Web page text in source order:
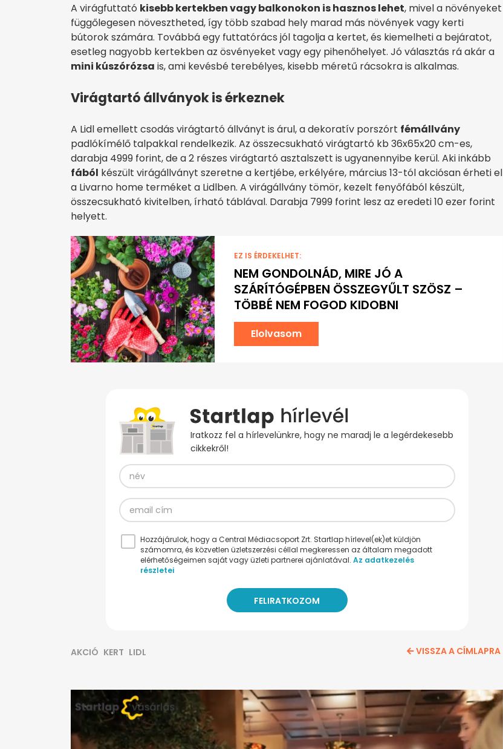
A virágfuttató kisebb kertekben vagy balkonokon is hasznos lehet, mivel a növényeket
függőlegesen növesztheted, így több szabad hely marad más növények vagy kerti
bútorok számára. Továbbá egy futtatórács jól tagolja a kertet, és kiemelheti a bejáratot,
esetleg nagyobb kertekben az ösvényeket vagy egy pihenőhelyet. Jó választás rá akár a
mini kúszórózsa is, ami kevésbé terebélyes, kisebb méretű rácsokra is alkalmas.
Virágtartó állványok is érkeznek
A Lidl emellett csodás virágtartó állványt is árul, a dekoratív porszórt fémállvány
padlókímélő talpakkal rendelkezik. Az összecsukható virágtartó kb 36x65x20 cm-es,
darabja 4999 forint, de a 2 részes virágtartó asztalszett is ugyanennyibe kerül. Aki inkább
fából készült virágállványt szeretne a kertjébe, erkélyére, március 13-tól akciósan érheti el
a Livarno home terméket a Lidlben. A virágállvány tömör, kezelt fenyőfából készült,
összecsukható kivitelben, írható táblával. Darabja 7999 forint lesz az eredeti 10 ezer forint
helyett.
EZ IS ÉRDEKELHET:
NEM GONDOLNÁD, MIRE JÓ A
SZÁRÍTÓGÉPBEN ÖSSZEGYŰLT SZÖSZ –
TÖBBÉ NEM FOGOD KIDOBNI
Elolvasom
Iratkozz fel a hírlevelünkre, hogy ne maradj le a legérdekesebb
cikkekről!
Hozzájárulok, hogy a Central Médiacsoport Zrt. Startlap hírlevel(ek)et küldjön
számomra, és közvetlen üzletszerzési céllal megkeressen az általam megadott
elérhetőségeimen saját vagy üzleti partnerei ajánlatával. Az adatkezelés
részletei
AKCIÓ KERT LIDL VISSZA A CÍMLAPRA